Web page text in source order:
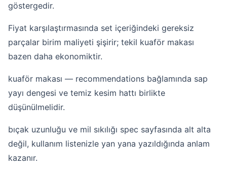
göstergedir.
Fiyat karşılaştırmasında set içeriğindeki gereksiz
parçalar birim maliyeti şişirir; tekil kuaför makası
bazen daha ekonomiktir.
kuaför makası — recommendations bağlamında sap
yayı dengesi ve temiz kesim hattı birlikte
düşünülmelidir.
bıçak uzunluğu ve mil sıkılığı spec sayfasında alt alta
değil, kullanım listenizle yan yana yazıldığında anlam
kazanır.